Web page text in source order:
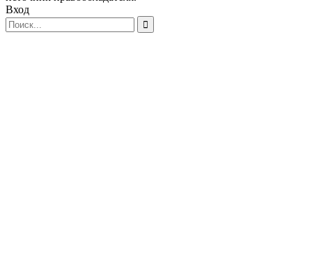
Вход